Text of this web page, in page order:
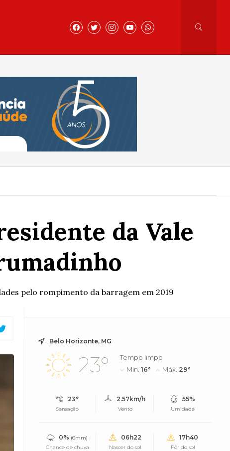
da Vale
pelo rompimento da barragem em 2019
Belo Horizonte, MG
23°
Tempo limpo
Mín.16° Máx. 29°
23°
Sensação
2.57km/h
Vento
55%
Umidade
0% (0mm)
Chance de chuva
06h22
Nascer do sol
17h40
Pôr do sol